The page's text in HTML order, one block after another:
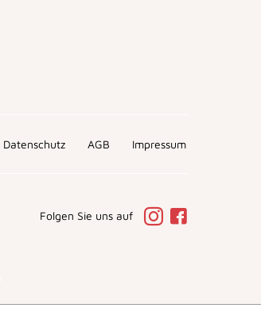
Datenschutz AGB Impressum
Folgen Sie uns auf